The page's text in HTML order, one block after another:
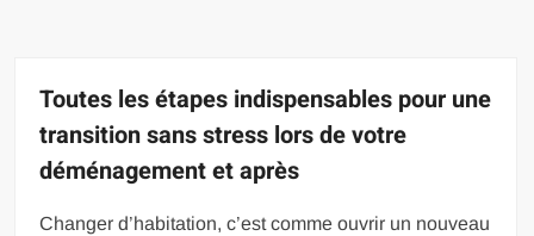
Toutes les étapes indispensables pour une
transition sans stress lors de votre
déménagement et après
Changer d’habitation, c’est comme ouvrir un nouveau